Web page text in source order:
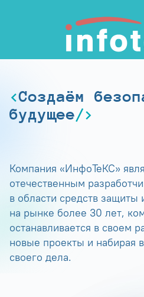
Создаём
будущее
Компания «ИнфоТеКС»
отечественным
в области средств
на рынке более 30 лет,
останавливается в своем
новые проекты и набирая
своего дела.